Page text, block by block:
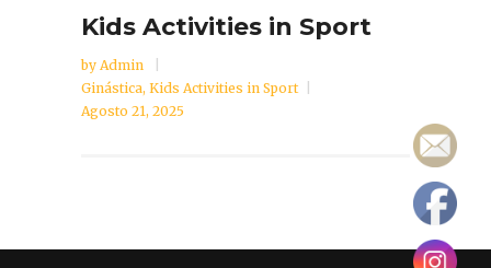
Kids Activities in Sport
by Admin
Ginástica, Kids Activities in Sport
Agosto 21, 2025